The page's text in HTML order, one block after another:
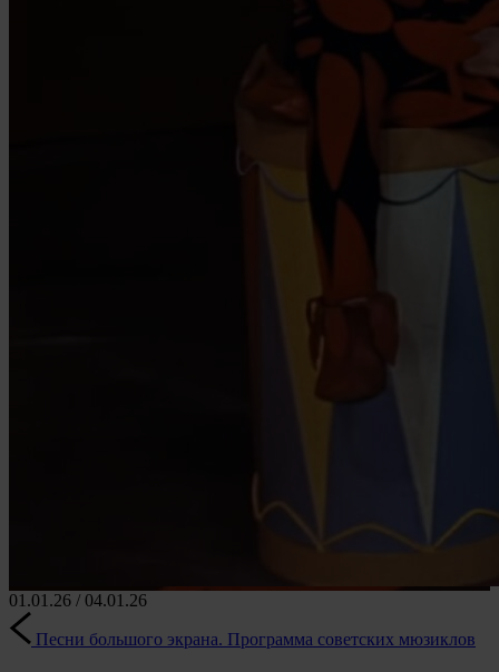
01.01.26 / 04.01.26
Песни большого экрана. Программа советских мюзиклов